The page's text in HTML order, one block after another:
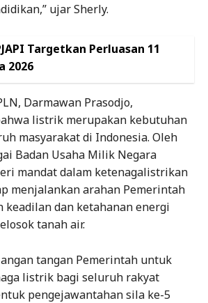
ujar Sherly.
Targetkan Perluasan 11
2026
Darmawan Prasodjo,
listrik merupakan kebutuhan
masyarakat di Indonesia. Oleh
Badan Usaha Milik Negara
mandat dalam ketenagalistrikan
menjalankan arahan Pemerintah
keadilan dan ketahanan energi
tanah air.
tangan Pemerintah untuk
listrik bagi seluruh rakyat
pengejawantahan sila ke-5